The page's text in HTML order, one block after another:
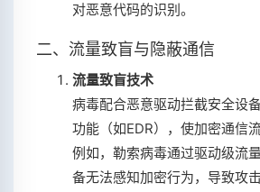
对恶意代码的识别‌。
二、流量致盲与隐蔽通信
流量致盲技术
病毒配合恶意驱动拦截安全设
功能（如EDR），使加密通信
例如，勒索病毒通过驱动级流
备无法感知加密行为，导致攻击